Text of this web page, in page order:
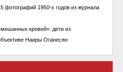
фотографий 1950-х годов из журнала
кровей»: дети из
Наиры Оганесян